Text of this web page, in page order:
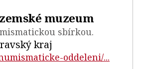
muzeum
sbírkou.
kraj
oddeleni/...